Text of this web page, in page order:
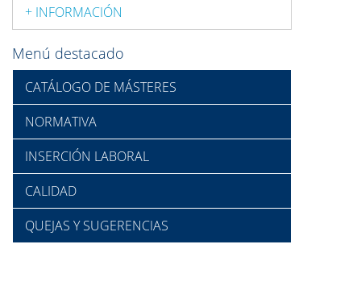
+ INFORMACIÓN
Menú destacado
CATÁLOGO DE MÁSTERES
NORMATIVA
INSERCIÓN LABORAL
CALIDAD
QUEJAS Y SUGERENCIAS